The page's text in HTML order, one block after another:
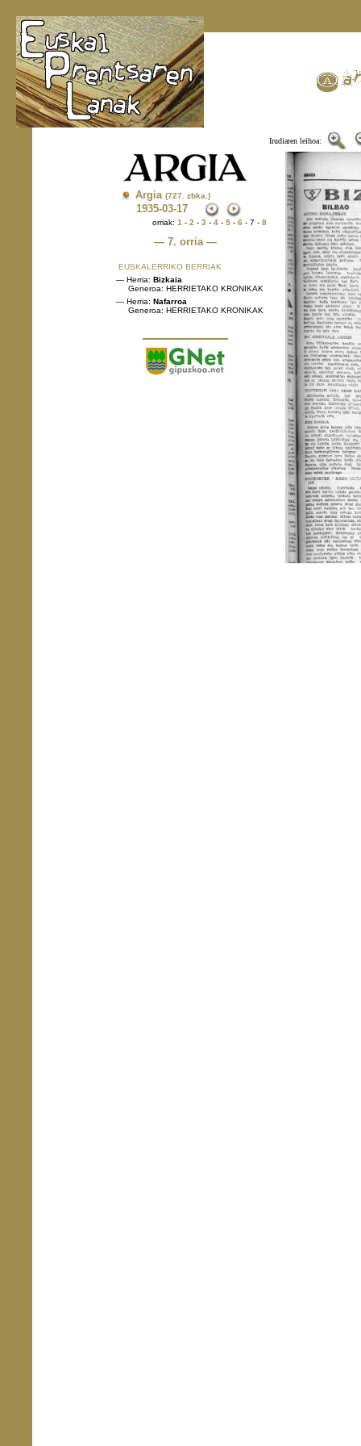
Irudiaren leihoa:
Argia (727. zbka.)
1935-03-17
orriak: 1 - 2 - 3 - 4 - 5 - 6 - 7 - 8
— 7. orria —
EUSKALERRIKO BERRIAK
— Herria: Bizkaia
Generoa: HERRIETAKO KRONIKAK
— Herria: Nafarroa
Generoa: HERRIETAKO KRONIKAK